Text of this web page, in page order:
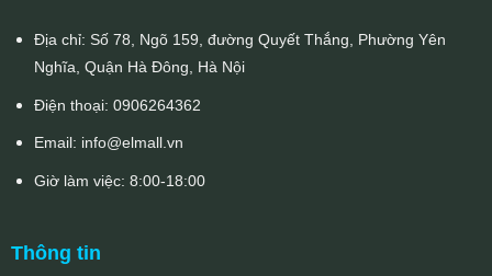
Địa chỉ: Số 78, Ngõ 159, đường Quyết Thắng, Phường Yên
Nghĩa, Quận Hà Đông, Hà Nội
Điện thoại: 0906264362
Email: info@elmall.vn
Giờ làm việc: 8:00-18:00
Thông tin